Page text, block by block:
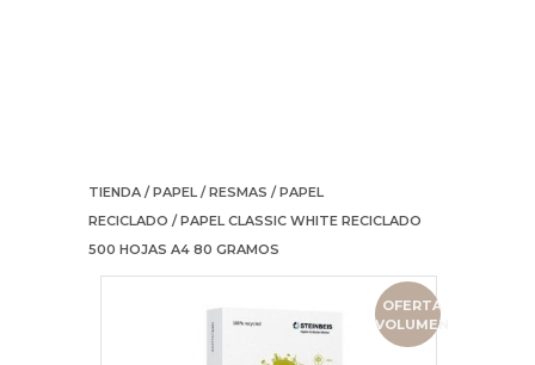
TIENDA /PAPEL /RESMAS /PAPEL
RECICLADO / PAPEL CLASSIC WHITE RECICLADO
500 HOJAS A4 80 GRAMOS
OFERTA
VOLUMEN